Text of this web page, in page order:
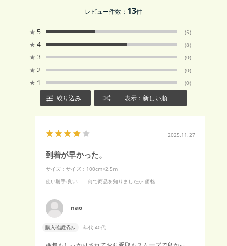
レビュー件数： 13件
★ 5 (5)
★ 4 (8)
★ 3 (0)
★ 2 (0)
★ 1 (0)
絞り込み 表示：新しい順
2025.11.27
到着が早かった。
サイズ：サイズ：100cm×2.5m
使い勝手:良い 何で商品を知りましたか:価格
nao
購入確認済み 年代:40代